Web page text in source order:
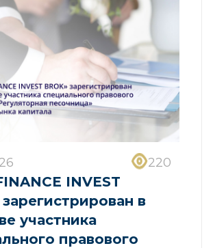
220
INVEST
зарегистрирован в
участника
правового